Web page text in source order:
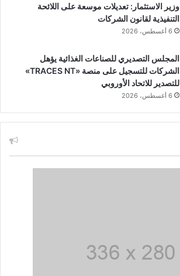
وزير الاستثمار: تعديلات موسعة على اللائحة
التنفيذية لقانون الشركات
6 أغسطس، 2026
المجلس التصديري للصناعات الغذائية يؤهل
الشركات للتسجيل على منصة «TRACES NT»
للتصدير للاتحاد الأوروبي
6 أغسطس، 2026